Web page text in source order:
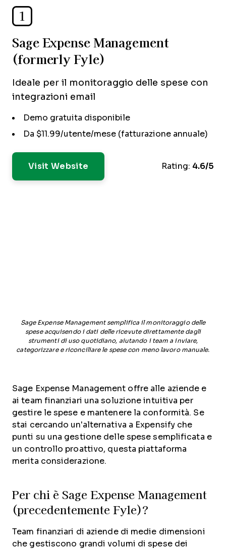
1
Sage Expense Management
(formerly Fyle)
Ideale per il monitoraggio delle spese con
integrazioni email
Demo gratuita disponibile
Da $11.99/utente/mese (fatturazione annuale)
Visit Website Rating: 4.6/5
Sage Expense Management semplifica il monitoraggio delle
spese acquisendo i dati delle ricevute direttamente dagli
strumenti di uso quotidiano, aiutando i team a inviare,
categorizzare e riconciliare le spese con meno lavoro manuale.
Sage Expense Management offre alle aziende e
ai team finanziari una soluzione intuitiva per
gestire le spese e mantenere la conformità. Se
stai cercando un'alternativa a Expensify che
punti su una gestione delle spese semplificata e
un controllo proattivo, questa piattaforma
merita considerazione.
Per chi è Sage Expense Management
(precedentemente Fyle)?
Team finanziari di aziende di medie dimensioni
che gestiscono grandi volumi di spese dei